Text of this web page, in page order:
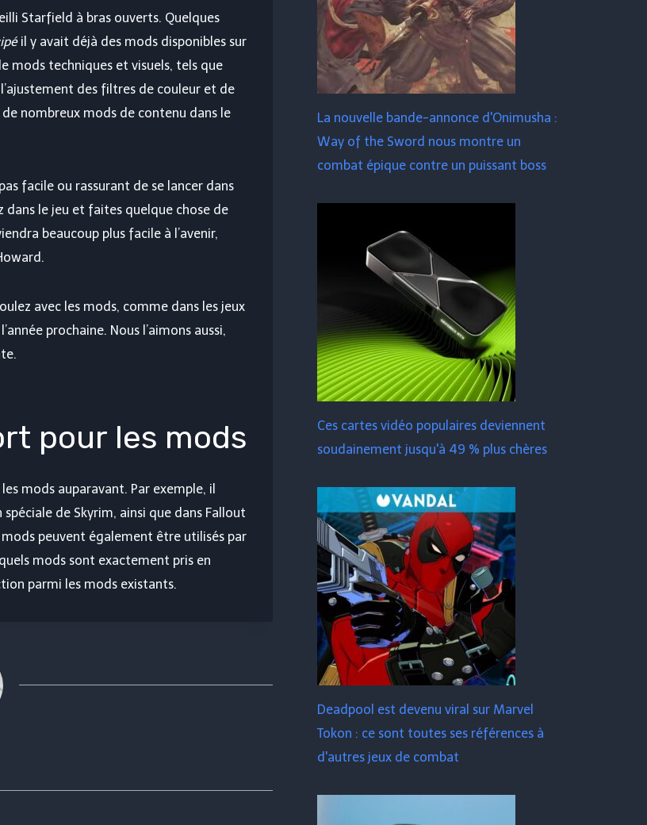
Starfield à bras ouverts. Quelques
il y avait déjà des mods disponibles sur
mods techniques et visuels, tels que
des filtres de couleur et de
nombreux mods de contenu dans le
facile ou rassurant de se lancer dans
dans le jeu et faites quelque chose de
beaucoup plus facile à l’avenir,
avec les mods, comme dans les jeux
prochaine. Nous l’aimons aussi,
pour les mods
mods auparavant. Par exemple, il
de Skyrim, ainsi que dans Fallout
peuvent également être utilisés par
mods sont exactement pris en
parmi les mods existants.
La nouvelle bande-annonce d'Onimusha :
Way of the Sword nous montre un
combat épique contre un puissant boss
Ces cartes vidéo populaires deviennent
soudainement jusqu'à 49 % plus chères
Deadpool est devenu viral sur Marvel
Tokon : ce sont toutes ses références à
d'autres jeux de combat